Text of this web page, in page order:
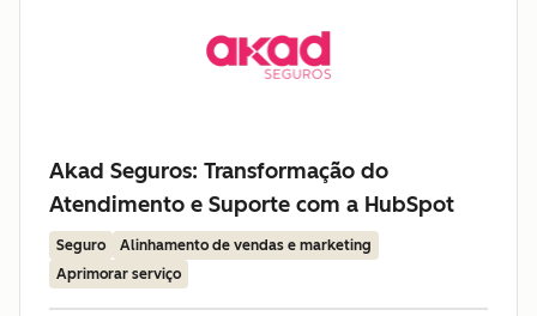
Akad Seguros: Transformação do
Atendimento e Suporte com a HubSpot
Seguro
Alinhamento de vendas e marketing
Aprimorar serviço